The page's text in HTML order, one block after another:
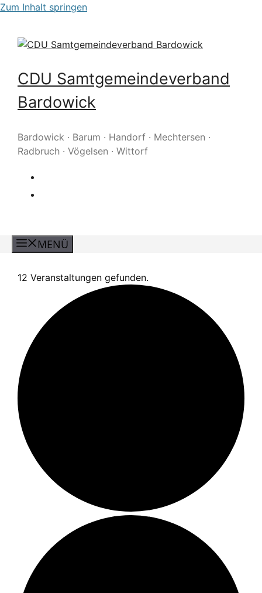
Zum Inhalt springen
CDU Samtgemeindeverband
Bardowick
Bardowick · Barum · Handorf · Mechtersen ·
Radbruch · Vögelsen · Wittorf
MENÜ
12 Veranstaltungen gefunden.